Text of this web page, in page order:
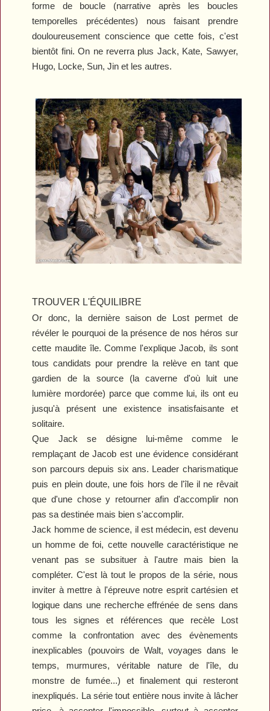
forme de boucle (narrative après les boucles
temporelles précédentes) nous faisant prendre
douloureusement conscience que cette fois, c'est
bientôt fini. On ne reverra plus Jack, Kate, Sawyer,
Hugo, Locke, Sun, Jin et les autres.
TROUVER L'ÉQUILIBRE
Or donc, la dernière saison de Lostpermet de
révéler le pourquoi de la présence de nos héros sur
cette maudite île. Comme l'explique Jacob, ils sont
tous candidats pour prendre la relève en tant que
gardien de la source (la caverne d'où luit une
lumière mordorée) parce que comme lui, ils ont eu
jusqu'à présent une existence insatisfaisante et
solitaire.
Que Jack se désigne lui-même comme le
remplaçant de Jacob est une évidence considérant
son parcours depuis six ans. Leader charismatique
puis en plein doute, une fois hors de l'île il ne rêvait
que d'une chose y retourner afin d'accomplir non
pas sa destinée mais bien s'accomplir.
Jack homme de science, il est médecin, est devenu
un homme de foi, cette nouvelle caractéristique ne
venant pas se subsituer à l'autre mais bien la
compléter. C'est là tout le propos de la série, nous
inviter à mettre à l'épreuve notre esprit cartésien et
logique dans une recherche effrénée de sens dans
tous les signes et références que recèle Lost
comme la confrontation avec des évènements
inexplicables (pouvoirs de Walt, voyages dans le
temps, murmures, véritable nature de l'île, du
monstre de fumée...) et finalement qui resteront
inexpliqués. La série tout entière nous invite à lâcher